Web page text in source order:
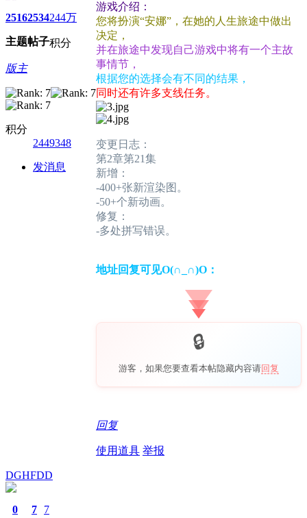
2516
主题
2534
帖子
244万
积分
版主
积分
2449348
发消息
游戏介绍：
您将扮演“安娜”，在她的人生旅途中做出
决定，
并在旅途中发现自己游戏中将有一个主故
事情节，
根据您的选择会有不同的结果，
同时还有许多支线任务。
变更日志：
第2章第21集
新增：
-400+张新渲染图。
-50+个新动画。
修复：
-多处拼写错误。
地址回复可见O(∩_∩)O：
游客，如果您要查看本帖隐藏内容请回复
回复
使用道具 举报
DGHFDD
0 7 7